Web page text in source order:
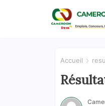
Accueil